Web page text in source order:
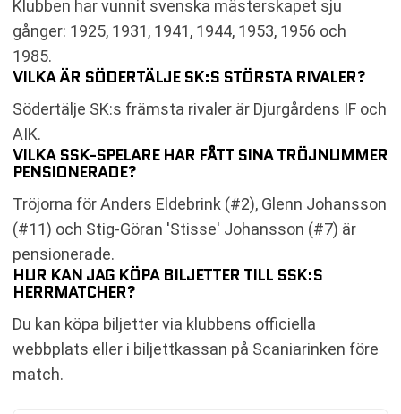
Klubben har vunnit svenska mästerskapet sju
gånger: 1925, 1931, 1941, 1944, 1953, 1956 och
1985.
VILKA ÄR SÖDERTÄLJE SK:S STÖRSTA RIVALER?
Södertälje SK:s främsta rivaler är Djurgårdens IF och
AIK.
VILKA SSK-SPELARE HAR FÅTT SINA TRÖJNUMMER
PENSIONERADE?
Tröjorna för Anders Eldebrink (#2), Glenn Johansson
(#11) och Stig-Göran 'Stisse' Johansson (#7) är
pensionerade.
HUR KAN JAG KÖPA BILJETTER TILL SSK:S
HERRMATCHER?
Du kan köpa biljetter via klubbens officiella
webbplats eller i biljettkassan på Scaniarinken före
match.